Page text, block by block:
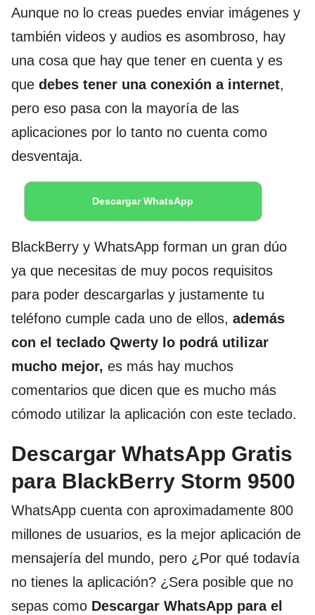
Aunque no lo creas puedes enviar imágenes y
también videos y audios es asombroso, hay
una cosa que hay que tener en cuenta y es
que debes tener una conexión a internet,
pero eso pasa con la mayoría de las
aplicaciones por lo tanto no cuenta como
desventaja.
Descargar WhatsApp
BlackBerry y WhatsApp forman un gran dúo
ya que necesitas de muy pocos requisitos
para poder descargarlas y justamente tu
teléfono cumple cada uno de ellos, además
con el teclado Qwerty lo podrá utilizar
mucho mejor, es más hay muchos
comentarios que dicen que es mucho más
cómodo utilizar la aplicación con este teclado.
Descargar WhatsApp Gratis
para BlackBerry Storm 9500
WhatsApp cuenta con aproximadamente 800
millones de usuarios, es la mejor aplicación de
mensajería del mundo, pero ¿Por qué todavía
no tienes la aplicación? ¿Sera posible que no
sepas como Descargar WhatsApp para el